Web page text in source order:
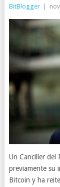
BitBlogger
Un Canciller del
previamente su
Bitcoin y ha